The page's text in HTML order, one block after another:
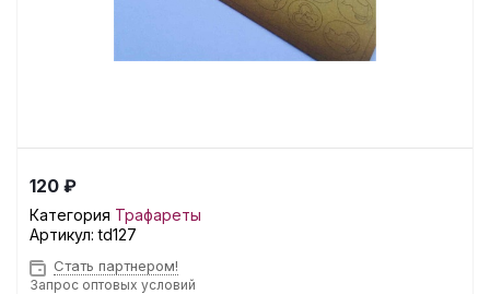
120 ₽
Категория Трафареты
Артикул:td127
Стать партнером!
Запрос оптовых условий